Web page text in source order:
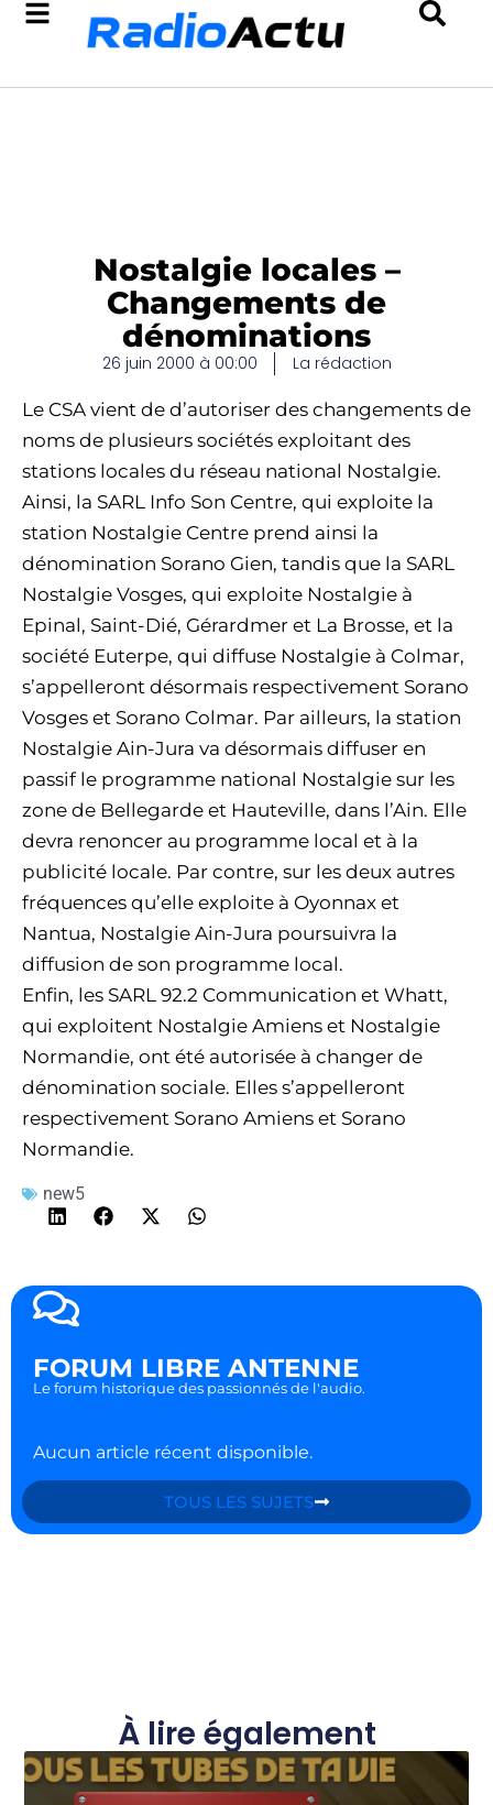
Nostalgie locales –
Changements de
dénominations
26 juin 2000 à 00:00 La rédaction
Le CSA vient de d’autoriser des changements de
noms de plusieurs sociétés exploitant des
stations locales du réseau national Nostalgie.
Ainsi, la SARL Info Son Centre, qui exploite la
station Nostalgie Centre prend ainsi la
dénomination Sorano Gien, tandis que la SARL
Nostalgie Vosges, qui exploite Nostalgie à
Epinal, Saint-Dié, Gérardmer et La Brosse, et la
société Euterpe, qui diffuse Nostalgie à Colmar,
s’appelleront désormais respectivement Sorano
Vosges et Sorano Colmar. Par ailleurs, la station
Nostalgie Ain-Jura va désormais diffuser en
passif le programme national Nostalgie sur les
zone de Bellegarde et Hauteville, dans l’Ain. Elle
devra renoncer au programme local et à la
publicité locale. Par contre, sur les deux autres
fréquences qu’elle exploite à Oyonnax et
Nantua, Nostalgie Ain-Jura poursuivra la
diffusion de son programme local.
Enfin, les SARL 92.2 Communication et Whatt,
qui exploitent Nostalgie Amiens et Nostalgie
Normandie, ont été autorisée à changer de
dénomination sociale. Elles s’appelleront
respectivement Sorano Amiens et Sorano
Normandie.
new5
FORUM LIBRE ANTENNE
Le forum historique des passionnés de l'audio.
Aucun article récent disponible.
TOUS LES SUJETS
À lire également